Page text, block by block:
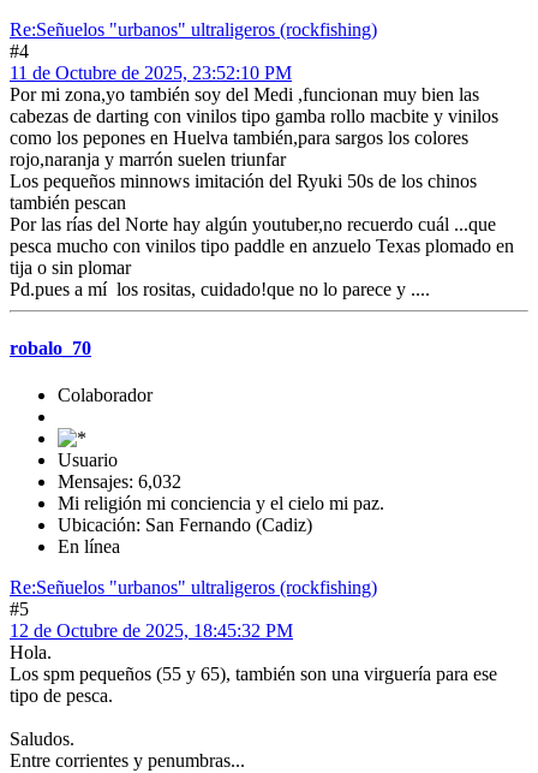
Re:Señuelos "urbanos" ultraligeros (rockfishing)
#4
11 de Octubre de 2025, 23:52:10 PM
Por mi zona,yo también soy del Medi ,funcionan muy bien las
cabezas de darting con vinilos tipo gamba rollo macbite y vinilos
como los pepones en Huelva también,para sargos los colores
rojo,naranja y marrón suelen triunfar
Los pequeños minnows imitación del Ryuki 50s de los chinos
también pescan
Por las rías del Norte hay algún youtuber,no recuerdo cuál ...que
pesca mucho con vinilos tipo paddle en anzuelo Texas plomado en
tija o sin plomar
Pd.pues a mí los rositas, cuidado!que no lo parece y ....
robalo_70
Colaborador
Usuario
Mensajes: 6,032
Mi religión mi conciencia y el cielo mi paz.
Ubicación: San Fernando (Cadiz)
En línea
Re:Señuelos "urbanos" ultraligeros (rockfishing)
#5
12 de Octubre de 2025, 18:45:32 PM
Hola.
Los spm pequeños (55 y 65), también son una virguería para ese
tipo de pesca.
Saludos.
Entre corrientes y penumbras...